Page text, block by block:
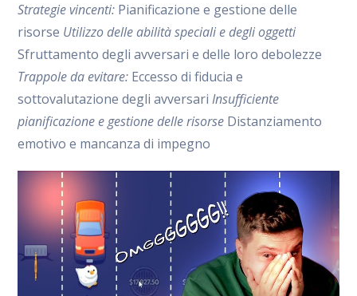
Strategie vincenti: Pianificazione e gestione delle
risorse Utilizzo delle abilità speciali e degli oggetti
Sfruttamento degli avversari e delle loro debolezze
Trappole da evitare: Eccesso di fiducia e
sottovalutazione degli avversariInsufficiente
pianificazione e gestione delle risorse Distanziamento
emotivo e mancanza di impegno